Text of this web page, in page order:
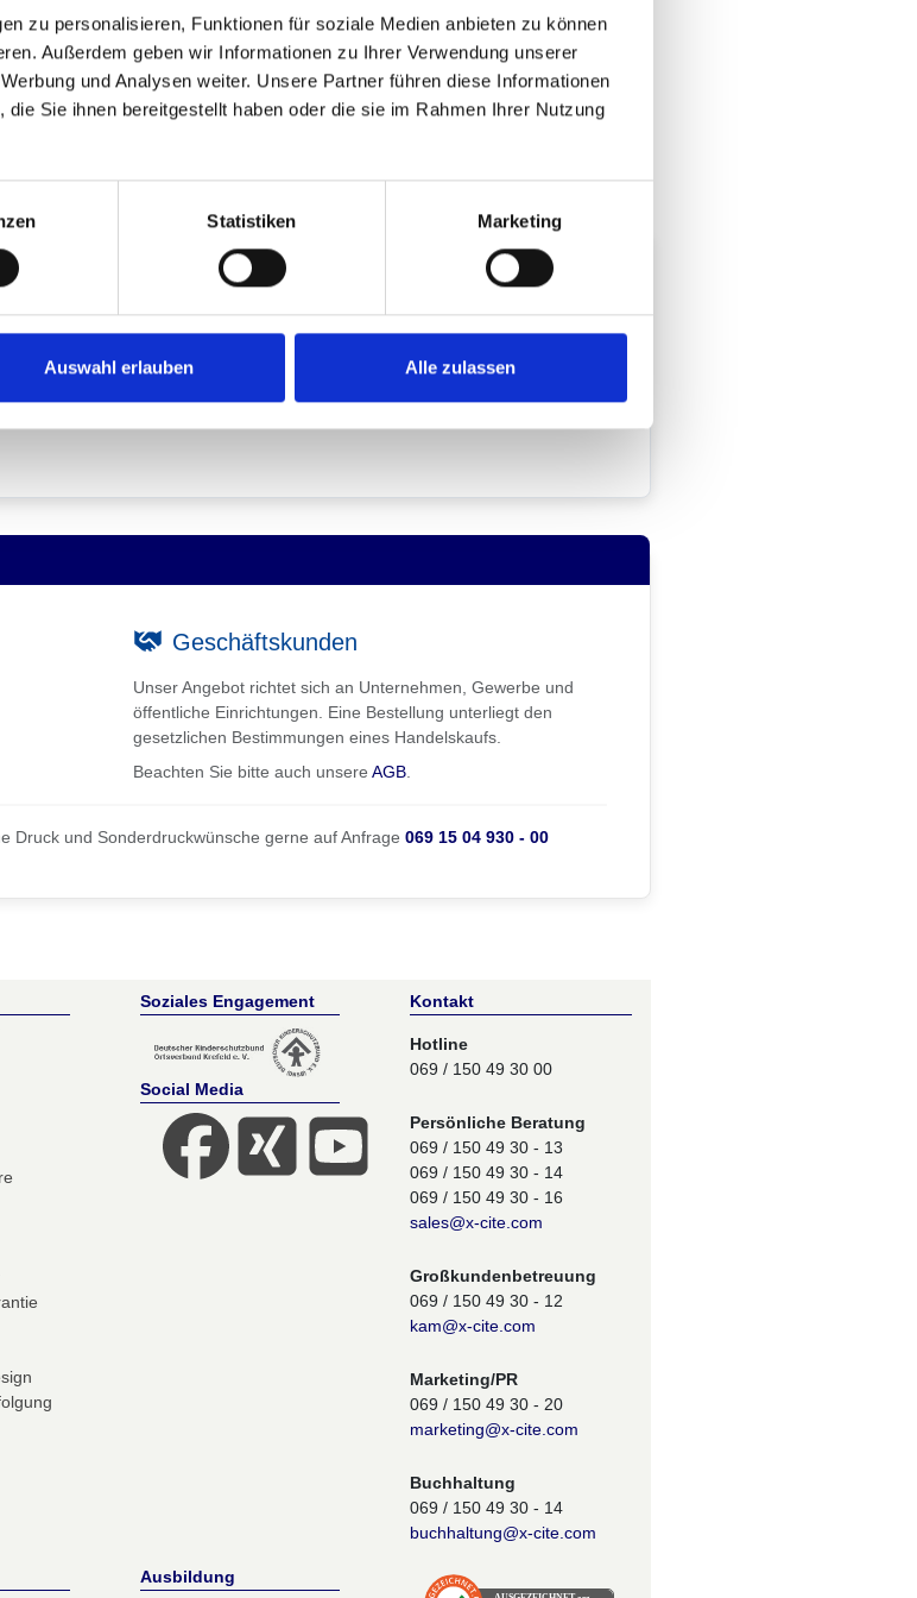
zu personalisieren, Funktionen für soziale Medien anbieten zu können
Außerdem geben wir Informationen zu Ihrer Verwendung unserer
und Analysen weiter. Unsere Partner führen diese Informationen
Sie ihnen bereitgestellt haben oder die sie im Rahmen Ihrer Nutzung
Statistiken Marketing
Auswahl erlauben Alle zulassen
Lieferzeit
8.949,00 € **
Geschäftskunden
Unser Angebot richtet sich an Unternehmen, Gewerbe und
öffentliche Einrichtungen. Eine Bestellung unterliegt den
gesetzlichen Bestimmungen eines Handelskaufs.
Beachten Sie bitte auch unsere AGB
Druck und Sonderdruckwünsche gerne auf Anfrage 069 15 04 930 - 00
Soziales Engagement
Social Media
Kontakt
Hotline
069 / 150 49 30 00
Persönliche Beratung
069 / 150 49 30 - 13
069 / 150 49 30 - 14
069 / 150 49 30 - 16
sales@x-cite.com
Großkundenbetreuung
069 / 150 49 30 - 12
kam@x-cite.com
Marketing/PR
069 / 150 49 30 - 20
marketing@x-cite.com
Buchhaltung
069 / 150 49 30 - 14
buchhaltung@x-cite.com
Ausbildung